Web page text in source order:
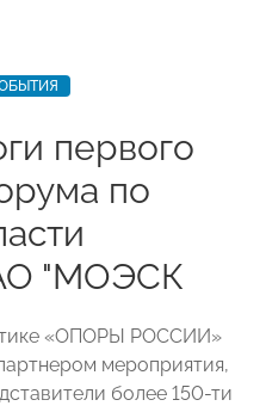
первого
по
"МОЭСК
«ОПОРЫ РОССИИ»
мероприятия,
более 150-ти